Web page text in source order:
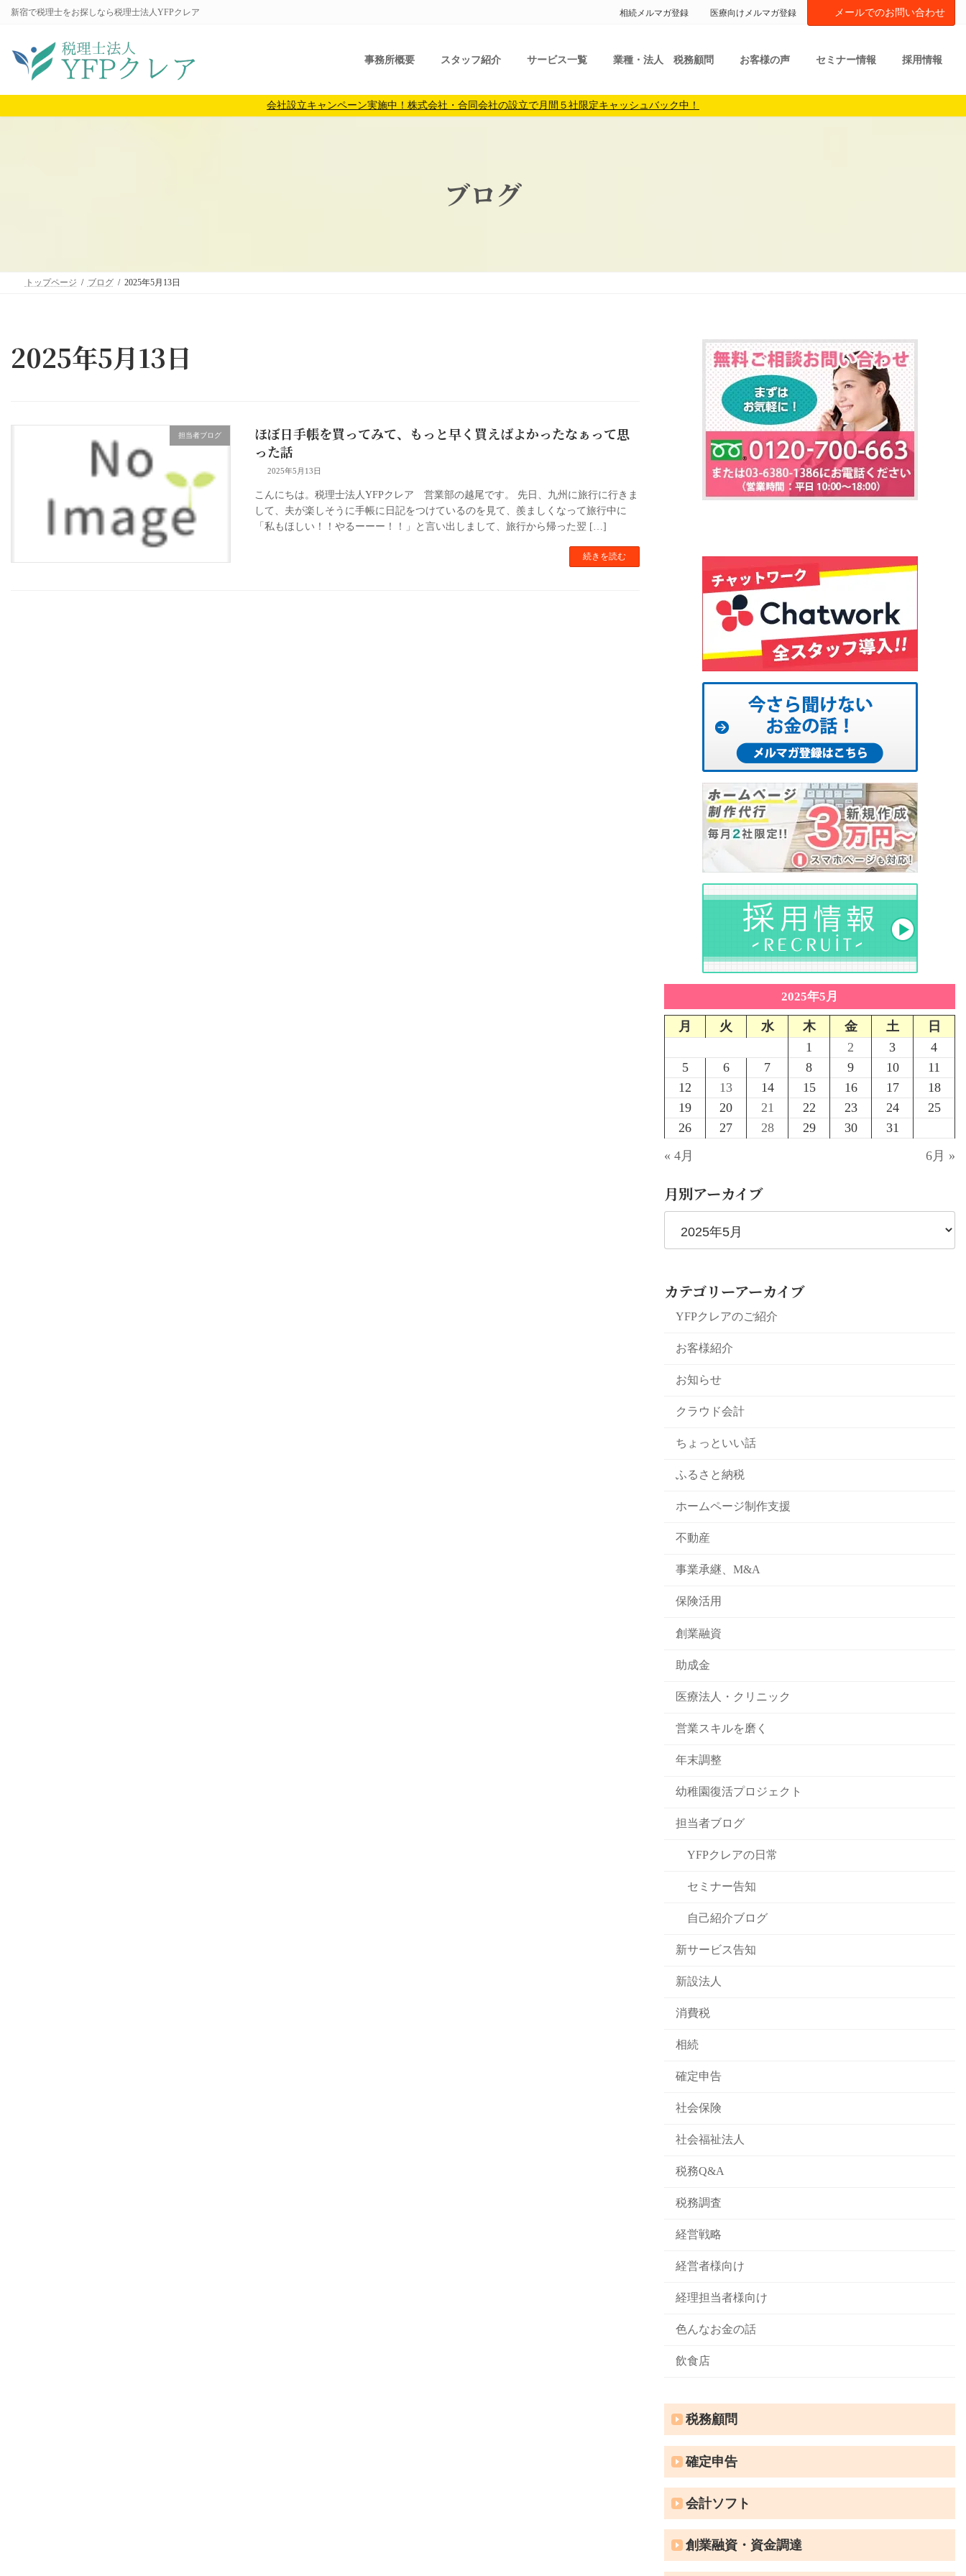
コ
へ
ナ
ョ
新宿で税理士をお探しなら税理士法人YFPクレア 相続メルマガ登録 医療向けメルマガ登録 メールでのお問い合わせ
事務所概要 スタッフ紹介 サービス一覧 業種・法人 税務顧問 お客様の声 セミナー情報 採用情報
会社設立キャンペーン実施中！株式会社・合同会社の設立で月間５社限定キャッシュバック中！
ブログ
トップページ ブログ 2025年5月13日
2025年5月13日
担当者ブログ
ほぼ日手帳を買ってみて、もっと早く買えばよかったなぁって思
った話
2025年5月13日
こんにちは。税理士法人YFPクレア 営業部の越尾です。 先日、九州に旅行に行きま
して、夫が楽しそうに手帳に日記をつけているのを見て、羨ましくなって旅行中に
「私もほしい！！やるーーー！！」と言い出しまして、旅行から帰った翌 […]
続きを読む
2025年5月
月 火 水 木 金 土
日
1
2 3
4
5
6 7 8 9 10
11
12
13 14 15 16 17
18
19
20 21 22 23 24
25
26
27 28 29 30
31
« 4月
6月 »
月別アーカイブ
カテゴリーアーカイブ
YFPクレアのご紹介
お客様紹介
お知らせ
クラウド会計
ちょっといい話
ふるさと納税
ホームページ制作支援
不動産
事業承継、M&A
保険活用
創業融資
助成金
医療法人・クリニック
営業スキルを磨く
年末調整
幼稚園復活プロジェクト
担当者ブログ
YFPクレアの日常
セミナー告知
自己紹介ブログ
新サービス告知
新設法人
消費税
相続
確定申告
社会保険
社会福祉法人
税務Q&A
税務調査
経営戦略
経営者様向け
経理担当者様向け
色んなお金の話
飲食店
税務顧問
確定申告
会計ソフト
創業融資・資金調達